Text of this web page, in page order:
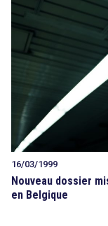
16/03/1999
Nouveau dossier
en Belgique